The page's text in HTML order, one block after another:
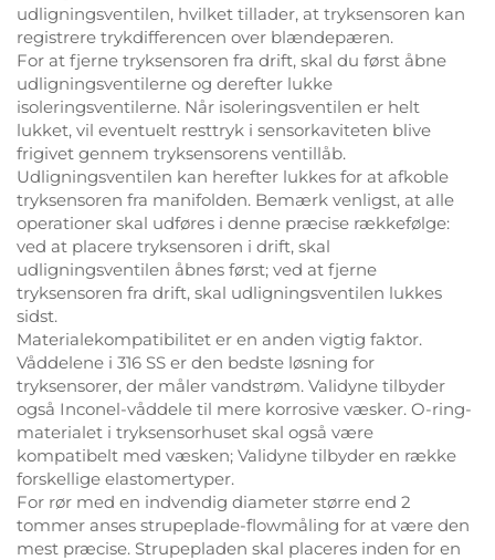
udligningsventilen, hvilket tillader, at tryksensoren kan
registrere trykdifferencen over blændepæren.
For at fjerne tryksensoren fra drift, skal du først åbne
udligningsventilerne og derefter lukke
isoleringsventilerne. Når isoleringsventilen er helt
lukket, vil eventuelt resttryk i sensorkaviteten blive
frigivet gennem tryksensorens ventillåb.
Udligningsventilen kan herefter lukkes for at afkoble
tryksensoren fra manifolden. Bemærk venligst, at alle
operationer skal udføres i denne præcise rækkefølge:
ved at placere tryksensoren i drift, skal
udligningsventilen åbnes først; ved at fjerne
tryksensoren fra drift, skal udligningsventilen lukkes
sidst.
Materialekompatibilitet er en anden vigtig faktor.
Våddelene i 316 SS er den bedste løsning for
tryksensorer, der måler vandstrøm. Validyne tilbyder
også Inconel-våddele til mere korrosive væsker. O-ring-
materialet i tryksensorhuset skal også være
kompatibelt med væsken; Validyne tilbyder en række
forskellige elastomertyper.
For rør med en indvendig diameter større end 2
tommer anses strupeplade-flowmåling for at være den
mest præcise. Strupepladen skal placeres inden for en